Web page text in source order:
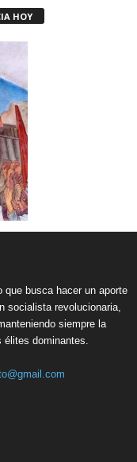
HOY
que busca hacer un aporte
socialista revolucionaria,
siempre la
élites dominantes.